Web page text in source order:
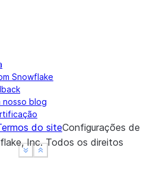
Show less
See moreShow less
See more
Snowflake
nosso blog
do siteConfigurações de
Inc.Todos os direitos